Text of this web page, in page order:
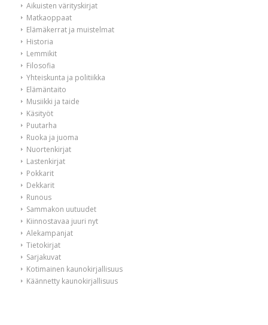
Aikuisten värityskirjat
Matkaoppaat
Elämäkerrat ja muistelmat
Historia
Lemmikit
Filosofia
Yhteiskunta ja politiikka
Elämäntaito
Musiikki ja taide
Käsityöt
Puutarha
Ruoka ja juoma
Nuortenkirjat
Lastenkirjat
Pokkarit
Dekkarit
Runous
Sammakon uutuudet
Kiinnostavaa juuri nyt
Alekampanjat
Tietokirjat
Sarjakuvat
Kotimainen kaunokirjallisuus
Käännetty kaunokirjallisuus